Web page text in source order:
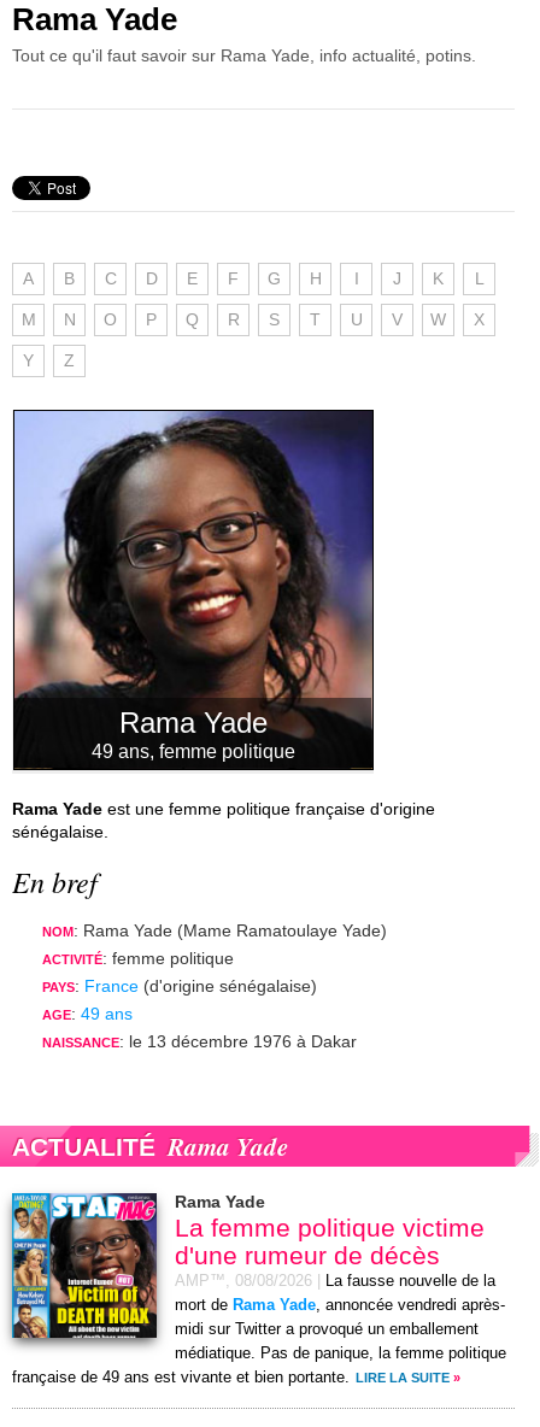
Rama Yade
Tout ce qu'il faut savoir sur Rama Yade, info actualité, potins.
A B C D E F G H I J K L
M N O P Q R S T U V W X
Y Z
Rama Yade
49 ans, femme politique
Rama Yade est une femme politique française d'origine
sénégalaise.
En bref
NOM : Rama Yade (Mame Ramatoulaye Yade)
ACTIVITÉ: femme politique
PAYS: France (d'origine sénégalaise)
AGE: 49 ans
NAISSANCE: le 13 décembre 1976 à Dakar
ACTUALITÉ Rama Yade
Rama Yade
La femme politique victime
d'une rumeur de décès
AMP™, 08/08/2026
La fausse nouvelle de la
mort de Rama Yade, annoncée vendredi après-
midi sur Twitter a provoqué un emballement
médiatique. Pas de panique, la femme politique
française de 49 ans est vivante et bien portante.
LIRE LA SUITE »